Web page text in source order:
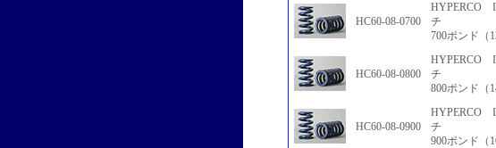
HC60-08-0700
HYPERCO
チ
700ポンド（
HC60-08-0800
HYPERCO
チ
800ポンド（
HC60-08-0900
HYPERCO
チ
900ポンド（